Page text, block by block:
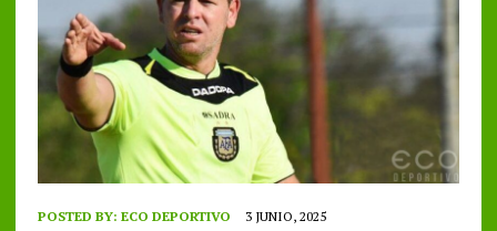
POSTED BY: ECO DEPORTIVO 3 JUNIO, 2025